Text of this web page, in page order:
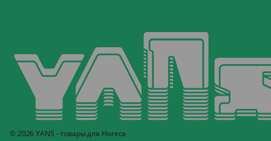
© 2026 YANS - товары для Horeca